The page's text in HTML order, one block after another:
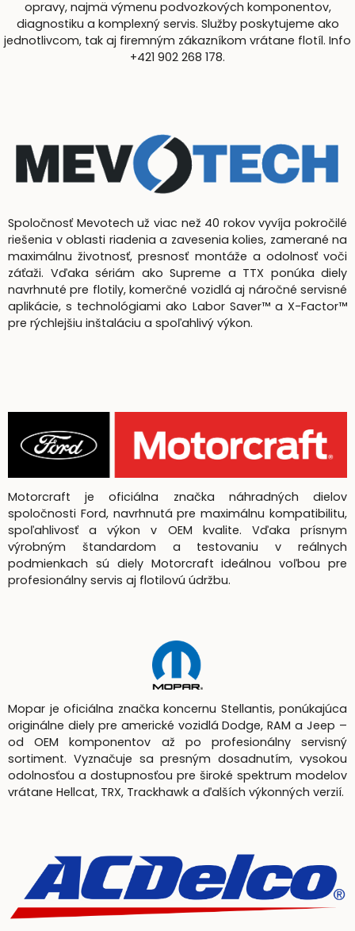
opravy, najmä výmenu podvozkových komponentov,
diagnostiku a komplexný servis. Služby poskytujeme ako
jednotlivcom, tak aj firemným zákazníkom vrátane flotíl. Info
+421 902 268 178.
Spoločnosť Mevotech už viac než 40 rokov vyvíja pokročilé
riešenia v oblasti riadenia a zavesenia kolies, zamerané na
maximálnu životnosť, presnosť montáže a odolnosť voči
záťaži. Vďaka sériám ako Supreme a TTX ponúka diely
navrhnuté pre flotily, komerčné vozidlá aj náročné servisné
aplikácie, s technológiami ako Labor Saver™ a X-Factor™
pre rýchlejšiu inštaláciu a spoľahlivý výkon.
Motorcraft je oficiálna značka náhradných dielov
spoločnosti Ford, navrhnutá pre maximálnu kompatibilitu,
spoľahlivosť a výkon v OEM kvalite. Vďaka prísnym
výrobným štandardom a testovaniu v reálnych
podmienkach sú diely Motorcraft ideálnou voľbou pre
profesionálny servis aj flotilovú údržbu.
Mopar je oficiálna značka koncernu Stellantis, ponúkajúca
originálne diely pre americké vozidlá Dodge, RAM a Jeep –
od OEM komponentov až po profesionálny servisný
sortiment. Vyznačuje sa presným dosadnutím, vysokou
odolnosťou a dostupnosťou pre široké spektrum modelov
vrátane Hellcat, TRX, Trackhawk a ďalších výkonných verzií.